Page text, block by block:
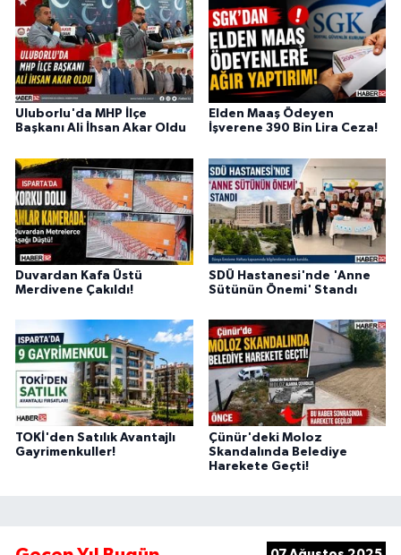
Uluborlu'da MHP İlçe
Başkanı Ali İhsan Akar Oldu
Elden Maaş Ödeyen
İşverene 390 Bin Lira Ceza!
Duvardan Kafa Üstü
Merdivene Çakıldı!
SDÜ Hastanesi'nde 'Anne
Sütünün Önemi' Standı
TOKİ'den Satılık Avantajlı
Gayrimenkuller!
Çünür'deki Moloz
Skandalında Belediye
Harekete Geçti!